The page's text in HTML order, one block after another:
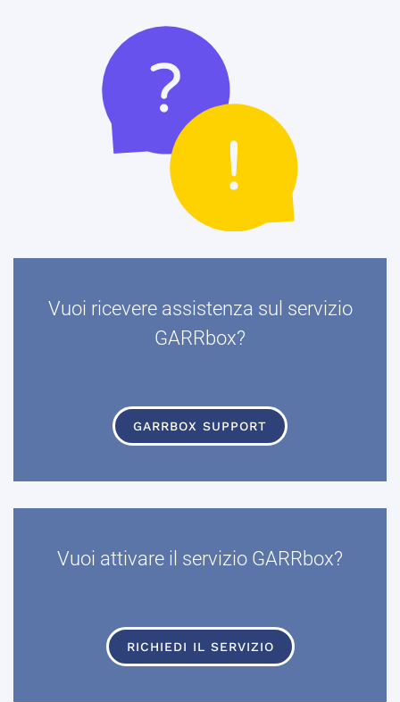
Vuoi ricevere assistenza sul servizio
GARRbox?
GARRBOX SUPPORT
Vuoi attivare il servizio GARRbox?
RICHIEDI IL SERVIZIO